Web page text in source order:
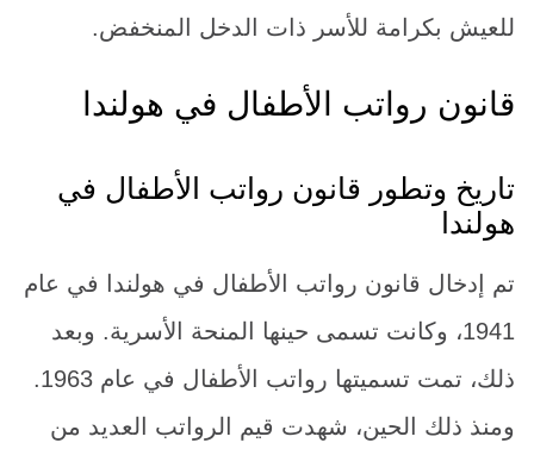
للعيش بكرامة للأسر ذات الدخل المنخفض.
قانون رواتب الأطفال في هولندا
تاريخ وتطور قانون رواتب الأطفال في
هولندا
تم إدخال قانون رواتب الأطفال في هولندا في عام
1941، وكانت تسمى حينها المنحة الأسرية. وبعد
ذلك، تمت تسميتها رواتب الأطفال في عام 1963.
ومنذ ذلك الحين، شهدت قيم الرواتب العديد من